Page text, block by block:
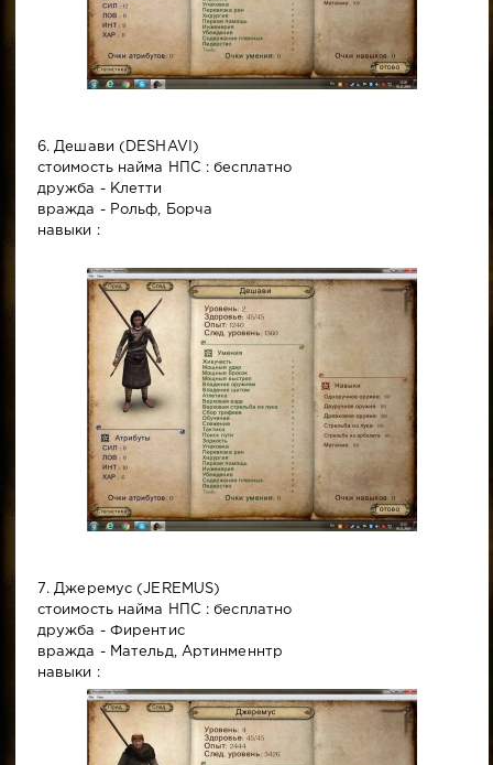
6. Дешави (DESHAVI)
стоимость найма НПС : бесплатно
дружба - Клетти
вражда - Рольф, Борча
навыки :
7. Джеремус (JEREMUS)
стоимость найма НПС : бесплатно
дружба - Фирентис
вражда - Мательд, Артинменнтр
навыки :